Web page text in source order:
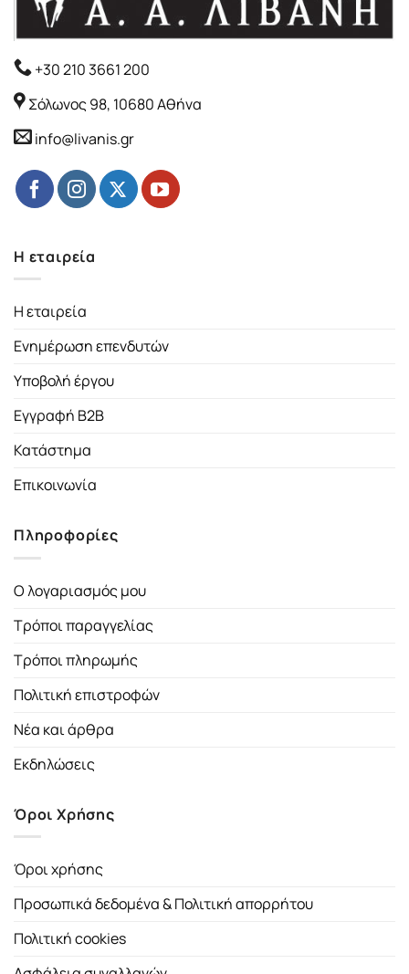
+30 210 3661 200
Σόλωνος 98, 10680 Αθήνα
info@livanis.gr
Η εταιρεία
Η εταιρεία
Ενημέρωση επενδυτών
Υποβολή έργου
Εγγραφή B2B
Κατάστημα
Επικοινωνία
Πληροφορίες
Ο λογαριασμός μου
Τρόποι παραγγελίας
Τρόποι πληρωμής
Πολιτική επιστροφών
Νέα και άρθρα
Εκδηλώσεις
Όροι Χρήσης
Όροι χρήσης
Προσωπικά δεδομένα & Πολιτική απορρήτου
Πολιτική cookies